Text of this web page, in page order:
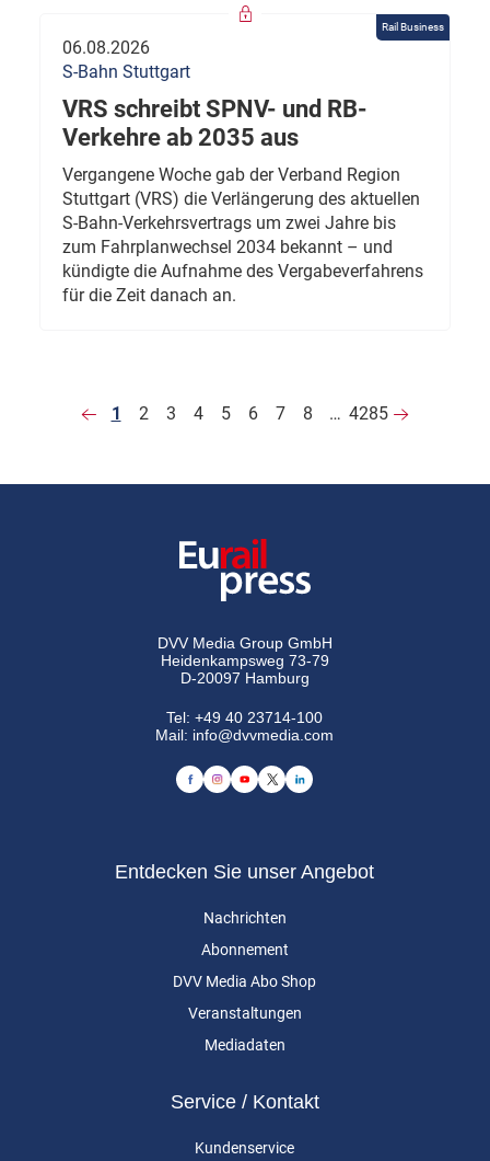
Rail Business
06.08.2026
S-Bahn Stuttgart
VRS schreibt SPNV- und RB-
Verkehre ab 2035 aus
Vergangene Woche gab der Verband Region
Stuttgart (VRS) die Verlängerung des aktuellen
S-Bahn-Verkehrsvertrags um zwei Jahre bis
zum Fahrplanwechsel 2034 bekannt – und
kündigte die Aufnahme des Vergabeverfahrens
für die Zeit danach an.
1 2 3 4 5 6 7 8 … 4285
DVV Media Group GmbH
Heidenkampsweg 73-79
D-20097 Hamburg
Tel:+49 40 23714-100
Mail: info@dvvmedia.com
Entdecken Sie unser Angebot
Nachrichten
Abonnement
DVV Media Abo Shop
Veranstaltungen
Mediadaten
Service / Kontakt
Kundenservice